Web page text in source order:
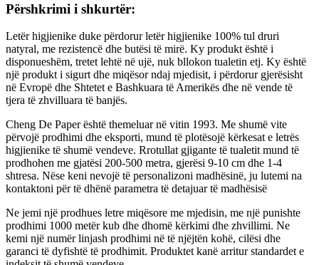
Përshkrimi i shkurtër:
Letër higjienike duke përdorur letër higjienike 100% tul druri
natyral, me rezistencë dhe butësi të mirë. Ky produkt është i
disponueshëm, tretet lehtë në ujë, nuk bllokon tualetin etj. Ky është
një produkt i sigurt dhe miqësor ndaj mjedisit, i përdorur gjerësisht
në Evropë dhe Shtetet e Bashkuara të Amerikës dhe në vende të
tjera të zhvilluara të banjës.
Cheng De Paper është themeluar në vitin 1993. Me shumë vite
përvojë prodhimi dhe eksporti, mund të plotësojë kërkesat e letrës
higjienike të shumë vendeve. Rrotullat gjigante të tualetit mund të
prodhohen me gjatësi 200-500 metra, gjerësi 9-10 cm dhe 1-4
shtresa. Nëse keni nevojë të personalizoni madhësinë, ju lutemi na
kontaktoni për të dhënë parametra të detajuar të madhësisë
Ne jemi një prodhues letre miqësore me mjedisin, me një punishte
prodhimi 1000 metër kub dhe dhomë kërkimi dhe zhvillimi. Ne
kemi një numër linjash prodhimi në të njëjtën kohë, cilësi dhe
garanci të dyfishtë të prodhimit. Produktet kanë arritur standardet e